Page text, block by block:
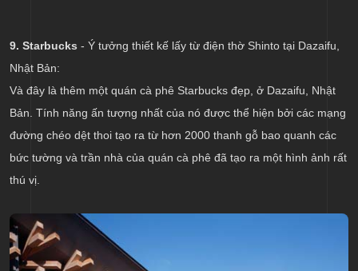
9. Starbucks - Ý tưởng thiết kế lấy từ điện thờ Shinto tại Dazaifu,
Nhật Bản:
Và đây là thêm một quán cà phê Starbucks đẹp, ở Dazaifu, Nhật
Bản. Tính năng ấn tượng nhất của nó được thể hiện bởi các mạng
đường chéo dệt thoi tạo ra từ hơn 2000 thanh gỗ bao quanh các
bức tường và trần nhà của quán cà phê đã tạo ra một hình ảnh rất
thú vị.